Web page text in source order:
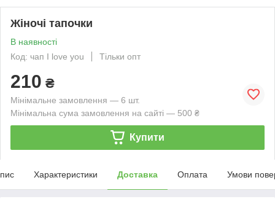
Жіночі тапочки
В наявності
Код: чап I love you
Тільки опт
210 ₴
Мінімальне замовлення — 6 шт.
Мінімальна сума замовлення на сайті — 500 ₴
Купити
Характеристики Доставка Оплата Умови